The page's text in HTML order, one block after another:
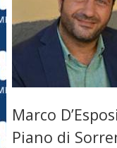
Marco
Piano di